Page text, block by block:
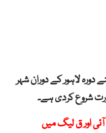
دورہ لاہور کے دوران شہر
شروع کردی ہے۔
آئی اور ق لیگ میں